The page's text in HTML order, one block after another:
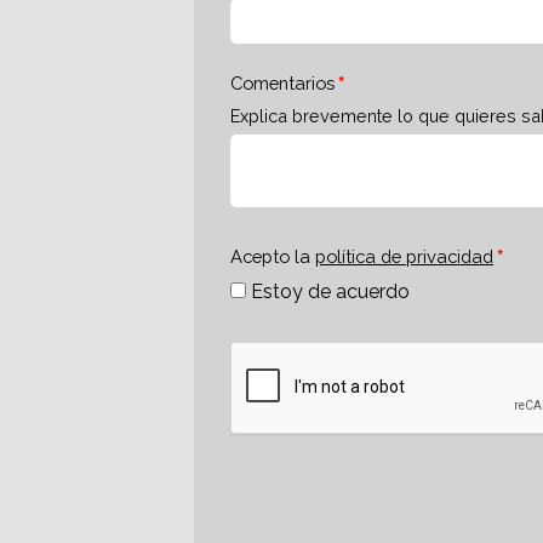
Comentarios
Explica brevemente lo que quieres
Acepto la política de privacidad
Estoy de acuerdo